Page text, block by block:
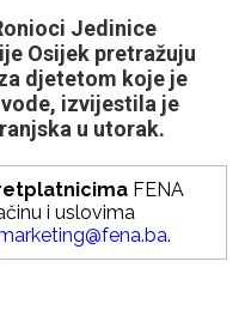
Jedinice
Osijek pretražuju
djetetom koje je
izvijestila je
u utorak.
FENA
i uslovima
.